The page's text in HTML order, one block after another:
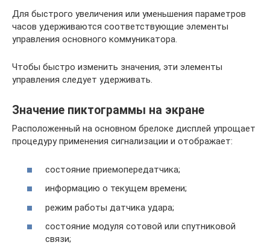
Для быстрого увеличения или уменьшения параметров
часов удерживаются соответствующие элементы
управления основного коммуникатора.
Чтобы быстро изменить значения, эти элементы
управления следует удерживать.
Значение пиктограммы на экране
Расположенный на основном брелоке дисплей упрощает
процедуру применения сигнализации и отображает:
состояние приемопередатчика;
информацию о текущем времени;
режим работы датчика удара;
состояние модуля сотовой или спутниковой
связи;